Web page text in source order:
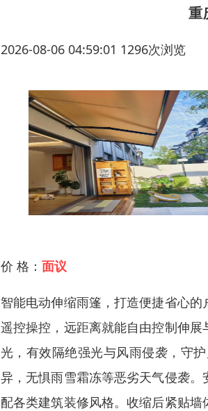
重
2026-08-06 04:59:01 1296次浏览
价 格： 面议
智能电动伸缩雨篷，打造便捷省心
遥控操控，远距离就能自由控制伸
光，有效隔绝强光与风雨侵袭，守
异，无惧雨雪霜冻等恶劣天气侵袭
配各类建筑装修风格。收缩后紧贴